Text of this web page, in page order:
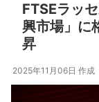
FTSEラッ
興市場」に
昇
2025年11月06日 作成